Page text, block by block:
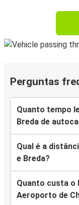
Perguntas
Quanto tempo
Breda de
Qual é a
e Breda?
Quanto custa o
Aeroporto de